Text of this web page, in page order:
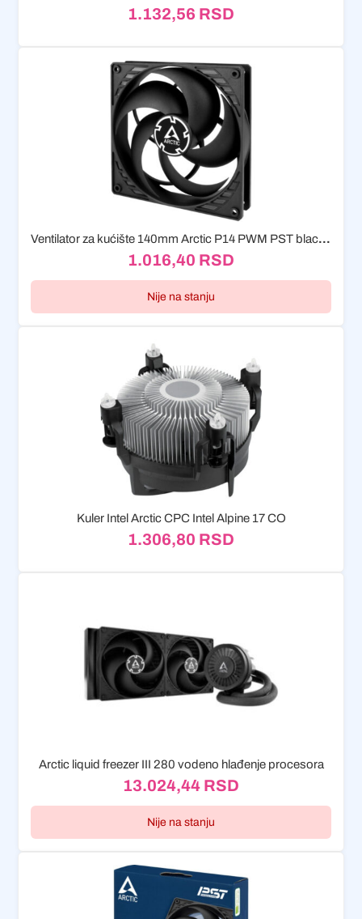
1.132,56 RSD
Ventilator za kućište 140mm Arctic P14 PWM PST black/black
1.016,40 RSD
Nije na stanju
Kuler Intel Arctic CPC Intel Alpine 17 CO
1.306,80 RSD
Arctic liquid freezer III 280 vodeno hlađenje procesora
13.024,44 RSD
Nije na stanju